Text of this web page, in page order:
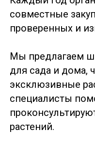
совместные
проверенных и
Мы предлагаем
для сада и дома,
эксклюзивные
специалисты
растений.